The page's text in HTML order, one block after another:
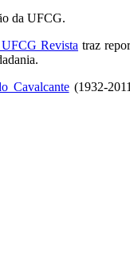
da UFCG.
UFCG Revista traz
Cavalcante(1932-